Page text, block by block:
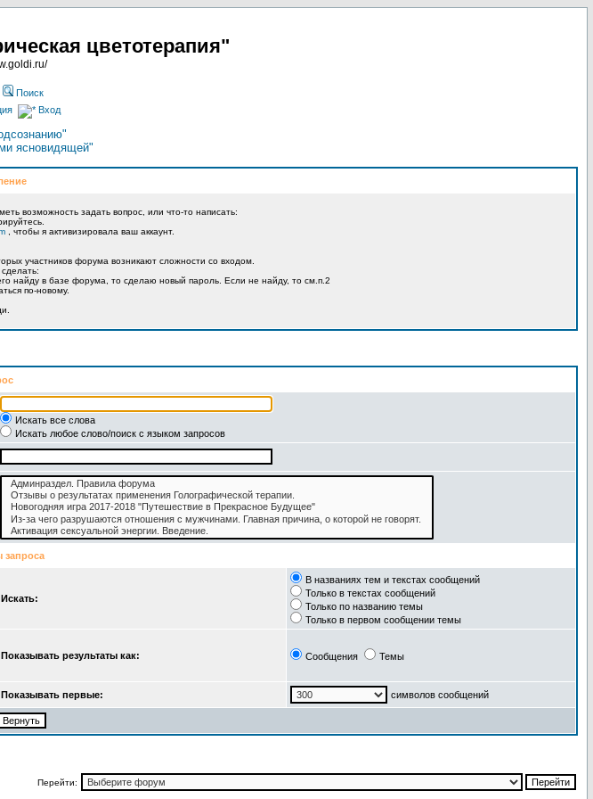
цветотерапия"
Поиск
Вход
ясновидящей"
возможность задать вопрос, или что-то написать:
, чтобы я активизировала ваш аккаунт.
участников форума возникают сложности со входом.
найду в базе форума, то сделаю новый пароль. Если не найду, то см.п.2
по-новому.
Искать все слова
Искать любое слово/поиск с языком запросов
запроса
Искать:
В названиях тем и текстах сообщений
Только в текстах сообщений
Только по названию темы
Только в первом сообщении темы
Показывать результаты как: Сообщения Темы
Показывать первые: символов сообщений
Перейти: